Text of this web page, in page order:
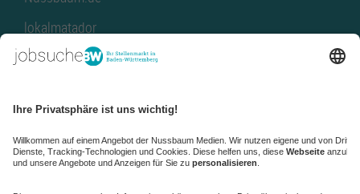
lokalmatador
kaufinBW
NussbaumID
Nussbaum Medien